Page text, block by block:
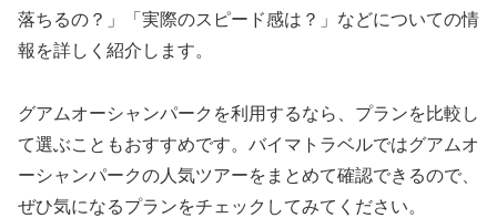
落ちるの？」「実際のスピード感は？」などについての情
報を詳しく紹介します。
グアムオーシャンパークを利用するなら、プランを比較し
て選ぶこともおすすめです。バイマトラベルではグアムオ
ーシャンパークの人気ツアーをまとめて確認できるので、
ぜひ気になるプランをチェックしてみてください。